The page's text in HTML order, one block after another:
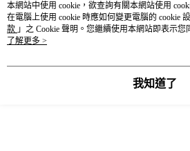
本網站中使用 cookie，欲查詢有關本網站使用
在電腦上使用 cookie 時應如何變更電腦的 cookie
款 」之 Cookie 聲明。您繼續使用本網站即表示
之 Cookie 聲明使用 cookie。
了解更多 >
我知道了